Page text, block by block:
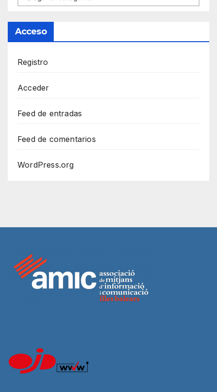
Acceso
Registro
Acceder
Feed de entradas
Feed de comentarios
WordPress.org